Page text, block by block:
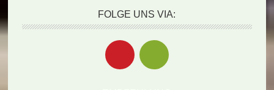
FOLGE UNS VIA: